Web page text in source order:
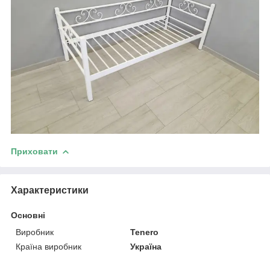
Приховати
Характеристики
Основні
Виробник
Tenero
Країна виробник
Україна